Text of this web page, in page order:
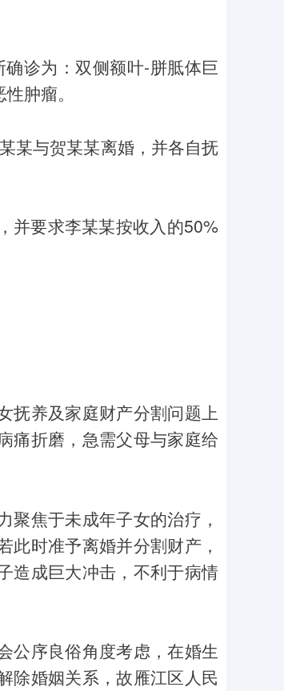
诊为：双侧额叶-胼胝体巨
肿瘤。
某与贺某某离婚，并各自抚
并要求李某某按收入的50%
抚养及家庭财产分割问题上
痛折磨，急需父母与家庭给
焦于未成年子女的治疗，
时准予离婚并分割财产，
造成巨大冲击，不利于病情
公序良俗角度考虑，在婚生
除婚姻关系，故雁江区人民